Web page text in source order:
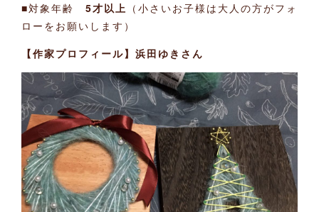
■対象年齢 5才以上 （小さいお子様は大人の方がフォ
ローをお願いします）
【作家プロフィール】浜田ゆきさん